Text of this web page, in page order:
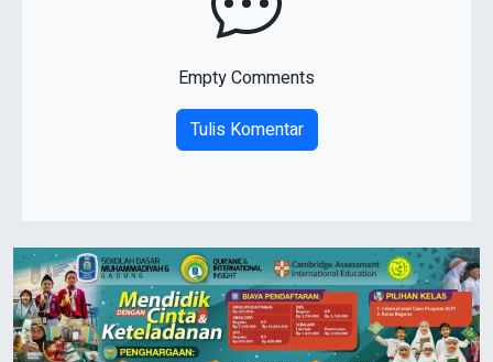
Empty Comments
Tulis Komentar